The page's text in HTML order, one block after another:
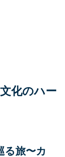
化のハー
る旅〜カ